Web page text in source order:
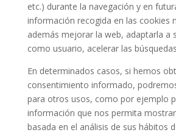
etc.) durante la navegación y en
información recogida en las cookies
además mejorar la web, adaptarla a
como usuario, acelerar las
En determinados casos, si hemos
consentimiento informado,
para otros usos, como por ejemplo
información que nos permita
basada en el análisis de sus hábitos